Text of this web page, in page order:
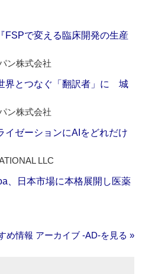
FSPで変える臨床開発の生産
ン株式会社
界とつなぐ「翻訳者」に 城
ン株式会社
イゼーションにAIをどれだけ
LLC
、日本市場に本格展開し医薬
め情報 アーカイブ ‐AD‐を見る »